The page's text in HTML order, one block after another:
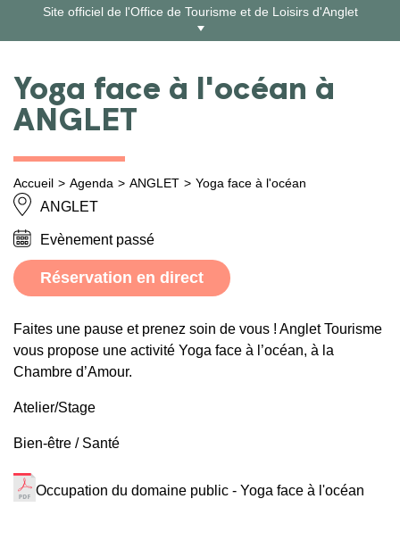
contenu
Site officiel de l'Office de Tourisme et de Loisirs d'Anglet
Yoga face à l'océan à
ANGLET
Accueil Agenda ANGLET Yoga face à l'océan
ANGLET
Evènement passé
Réservation en direct
Faites une pause et prenez soin de vous ! Anglet Tourisme
vous propose une activité Yoga face à l’océan, à la
Chambre d’Amour.
Atelier/Stage
Bien-être / Santé
Occupation du domaine public - Yoga face à l'océan